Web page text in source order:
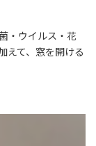
・ウイルス・花
えて、窓を開ける